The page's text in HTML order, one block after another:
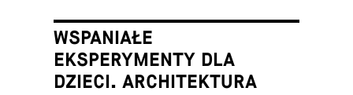
WSPANIAŁE
EKSPERYMENTY DLA
DZIECI. ARCHITEKTURA